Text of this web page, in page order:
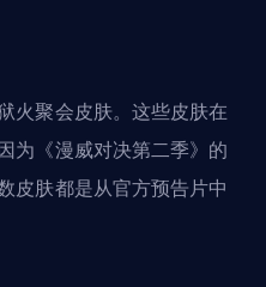
火聚会皮肤。这些皮肤在
为《漫威对决第二季》的
皮肤都是从官方预告片中